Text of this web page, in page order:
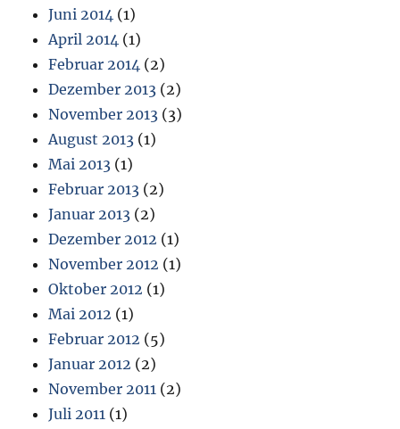
Juni 2014 (1)
April 2014 (1)
Februar 2014 (2)
Dezember 2013 (2)
November 2013 (3)
August 2013 (1)
Mai 2013 (1)
Februar 2013 (2)
Januar 2013 (2)
Dezember 2012 (1)
November 2012 (1)
Oktober 2012 (1)
Mai 2012 (1)
Februar 2012 (5)
Januar 2012 (2)
November 2011 (2)
Juli 2011 (1)